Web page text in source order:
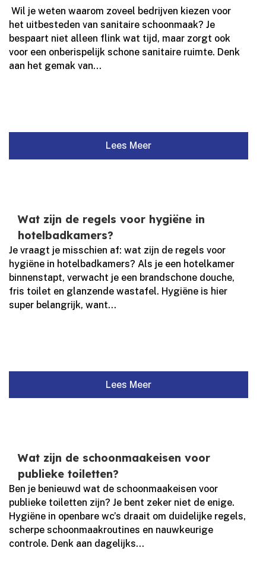
​ Wil je weten waarom zoveel bedrijven kiezen voor
het uitbesteden van sanitaire schoonmaak? Je
bespaart niet alleen flink wat tijd, maar zorgt ook
voor een onberispelijk schone sanitaire ruimte.​ Denk
aan het gemak van...
Lees Meer
Wat zijn de regels voor hygiëne in
hotelbadkamers?
Je vraagt je misschien af: wat zijn de regels voor
hygiëne in hotelbadkamers? Als je een hotelkamer
binnenstapt, verwacht je een brandschone douche,
fris toilet en glanzende wastafel.​ Hygiëne is hier
super belangrijk, want...
Lees Meer
Wat zijn de schoonmaakeisen voor
publieke toiletten?
Ben je benieuwd wat de schoonmaakeisen voor
publieke toiletten zijn? Je bent zeker niet de enige.​
Hygiëne in openbare wc’s draait om duidelijke regels,
scherpe schoonmaakroutines en nauwkeurige
controle.​ Denk aan dagelijks...